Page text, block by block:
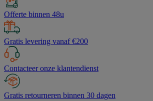
Offerte binnen 48u
Gratis levering vanaf €200
Contacteer onze klantendienst
Gratis retourneren binnen 30 dagen